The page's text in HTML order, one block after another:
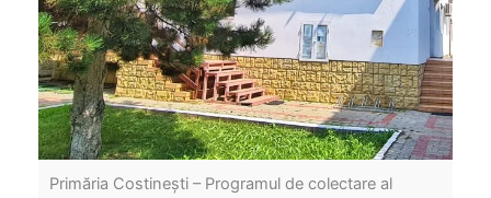
Primăria Costinești – Programul de colectare al